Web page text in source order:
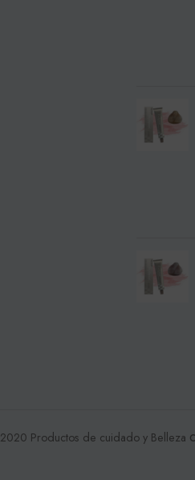
2020 Productos de cuidado y Belleza